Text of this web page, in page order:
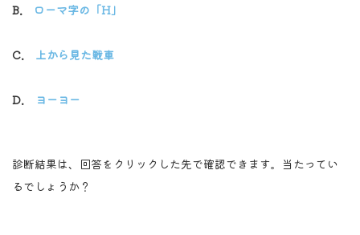
B. ローマ字の「H」
C. 上から見た戦車
D. ヨーヨー
診断結果は、回答をクリックした先で確認できます。当たってい
るでしょうか？